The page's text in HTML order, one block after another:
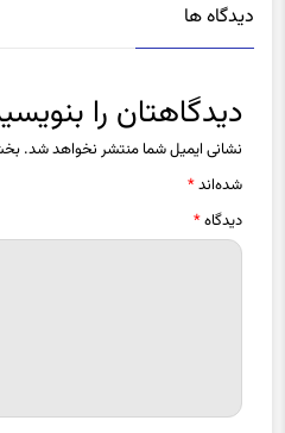
دیدگاه ها
دیدگاهتان را
نشانی ایمیل شما منتشر نخواهد شد.
شده‌اند*
دیدگاه*